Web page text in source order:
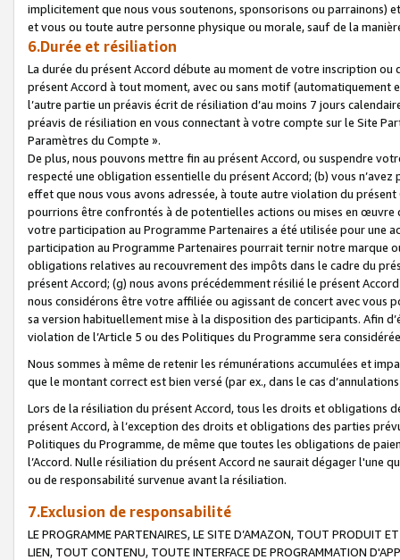
implicitement que nous vous soutenons, sponsorisons ou parrainons)
et vous ou toute autre personne physique ou morale, sauf de la
6.Durée et résiliation
La durée du présent Accord débute au moment de votre inscription
présent Accord à tout moment, avec ou sans motif (automatiquement
l’autre partie un préavis écrit de résiliation d’au moins 7 jours
préavis de résiliation en vous connectant à votre compte sur le Site
Paramètres du Compte ».
De plus, nous pouvons mettre fin au présent Accord, ou suspendre
respecté une obligation essentielle du présent Accord; (b) vous
effet que nous vous avons adressée, à toute autre violation du
pourrions être confrontés à de potentielles actions ou mises en
votre participation au Programme Partenaires a été utilisée pour une
participation au Programme Partenaires pourrait ternir notre marque
obligations relatives au recouvrement des impôts dans le cadre du
présent Accord; (g) nous avons précédemment résilié le présent
nous considérons être votre affiliée ou agissant de concert avec vous
sa version habituellement mise à la disposition des participants. Afin
violation de l’Article 5 ou des Politiques du Programme sera
Nous sommes à même de retenir les rémunérations accumulées et
que le montant correct est bien versé (par ex., dans le cas
Lors de la résiliation du présent Accord, tous les droits et obligations
présent Accord, à l’exception des droits et obligations des parties
Politiques du Programme, de même que toutes les obligations de
l’Accord. Nulle résiliation du présent Accord ne saurait dégager l'une
ou de responsabilité survenue avant la résiliation.
7.Exclusion de responsabilité
LE PROGRAMME PARTENAIRES, LE SITE D’AMAZON, TOUT PRODUIT
LIEN, TOUT CONTENU, TOUTE INTERFACE DE PROGRAMMATION